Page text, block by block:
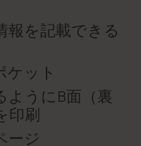
報を記載できる
ケット
ようにB面（裏
印刷
ージ